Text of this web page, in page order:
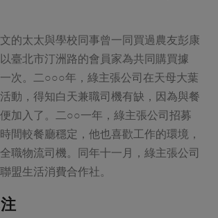
的太太與學校同事曾一同買過農友彭康
臺北市汀洲路的會員家為共同購買據
次。二○○○年，綠主張公司在天母大葉
動，得知白天兼職司機有缺，因為與餐
加入了。二○○一年，綠主張公司招募
間較餐廳穩定，他也喜歡工作的環境，
職物流司機。同年十一月，綠主張公司
盟生活消費合作社。